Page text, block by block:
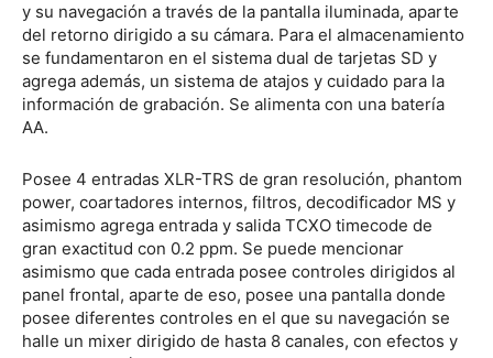
y su navegación a través de la pantalla iluminada, aparte
del retorno dirigido a su cámara. Para el almacenamiento
se fundamentaron en el sistema dual de tarjetas SD y
agrega además, un sistema de atajos y cuidado para la
información de grabación. Se alimenta con una batería
AA.
Posee 4 entradas XLR-TRS de gran resolución, phantom
power, coartadores internos, filtros, decodificador MS y
asimismo agrega entrada y salida TCXO timecode de
gran exactitud con 0.2 ppm. Se puede mencionar
asimismo que cada entrada posee controles dirigidos al
panel frontal, aparte de eso, posee una pantalla donde
posee diferentes controles en el que su navegación se
halle un mixer dirigido de hasta 8 canales, con efectos y